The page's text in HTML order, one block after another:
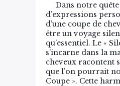
Dans notre
d’expressions
d’une coupe de
être un voyage
qu’essentiel. Le «
s’incarne dans la
cheveux racontent
que l’on pourrait
Coupe ». Cette